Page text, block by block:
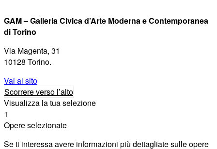
GAM – Galleria Civica d’Arte Moderna e Contemporanea
di Torino
Via Magenta, 31
10128 Torino.
Vai al sito
Scorrere verso l’alto
Visualizza la tua selezione
1
Opere selezionate
Se ti interessa avere informazioni più dettagliate sulle opere